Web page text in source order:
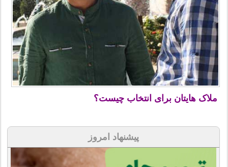
ملاک هایتان برای انتخاب چیست؟
پیشنهاد امروز